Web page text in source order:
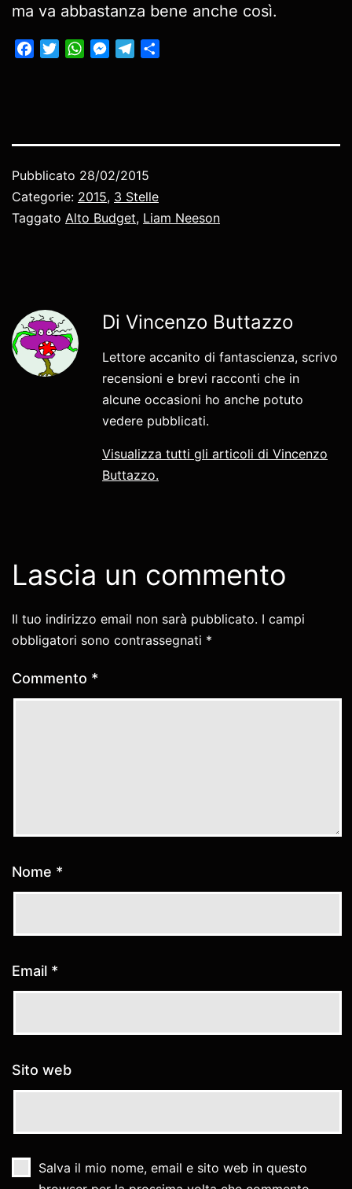
ma va abbastanza bene anche così.
FacebookTwitterWhatsApp
Messenger
Telegram
Pubblicato 28/02/2015
Categorie: 2015, 3 Stelle
Taggato Alto Budget, Liam Neeson
Di Vincenzo Buttazzo
Lettore accanito di fantascienza, scrivo
recensioni e brevi racconti che in
alcune occasioni ho anche potuto
vedere pubblicati.
Visualizza tutti gli articoli di Vincenzo
Buttazzo.
Lascia un commento
Il tuo indirizzo email non sarà pubblicato. I campi
obbligatori sono contrassegnati *
Commento *
Nome *
Email *
Sito web
Salva il mio nome, email e sito web in questo